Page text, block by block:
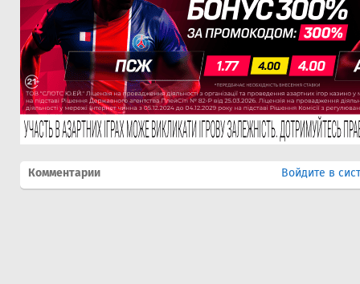
Комментарии Войдите в